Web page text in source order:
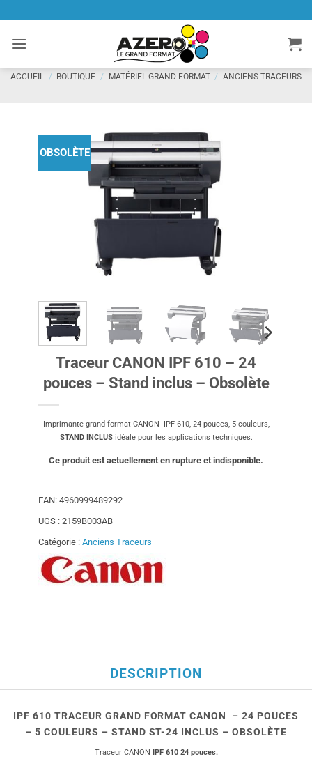
contenu
ACCUEIL / BOUTIQUE / MATÉRIEL GRAND FORMAT / ANCIENS TRACEURS
OBSOLÈTE
Traceur CANON IPF 610 – 24
pouces – Stand inclus – Obsolète
Imprimante grand format CANON IPF 610, 24 pouces, 5 couleurs,
STAND INCLUSidéale pour les applications techniques.
Ce produit est actuellement en rupture et indisponible.
EAN: 4960999489292
UGS : 2159B003AB
Catégorie : Anciens Traceurs
DESCRIPTION
IPF 610 TRACEUR GRAND FORMAT CANON – 24 POUCES
– 5 COULEURS – STAND ST-24 INCLUS – OBSOLÈTE
Traceur CANON IPF 610 24 pouces.